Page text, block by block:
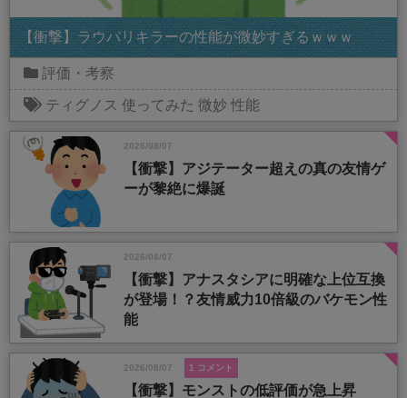
【衝撃】ラウバリキラーの性能が微妙すぎるｗｗｗ
評価・考察
ティグノス 使ってみた 微妙 性能
2026/08/07
【衝撃】アジテーター超えの真の友情ゲ
ーが黎絶に爆誕
2026/08/07
【衝撃】アナスタシアに明確な上位互換
が登場！？友情威力10倍級のバケモン性
能
2026/08/07 1 コメント
【衝撃】モンストの低評価が急上昇